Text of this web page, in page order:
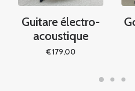
Guitare électro-
acoustique
€179,00